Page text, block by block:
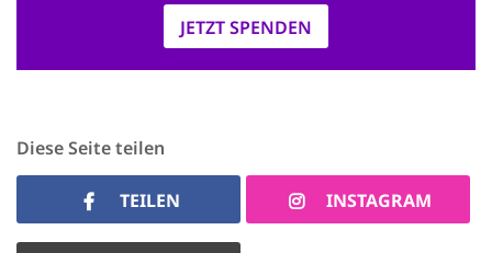
JETZT SPENDEN
Diese Seite teilen
TEILEN INSTAGRAM